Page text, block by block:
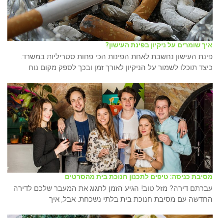
איך שומרים על ניקיון בפינת העישון?
פינת העישון נחשבת לאחת הפינות הכי פחות סטריליות במשרד.
כיצד תוכלו לשמור על הניקיון לאורך זמן ובכך לספק מקום נוח
מסיבת כניסה: טיפים לתכנון חנוכת בית מהסרטים
עברתם דירה? מזל טוב! הגיע הזמן לחגוג את המעבר שלכם לדירה
החדשה עם מסיבת חנוכת בית בלתי נשכחת. אבל, איך